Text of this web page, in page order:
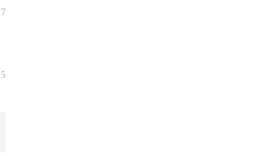
7
5